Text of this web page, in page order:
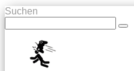
Suchen